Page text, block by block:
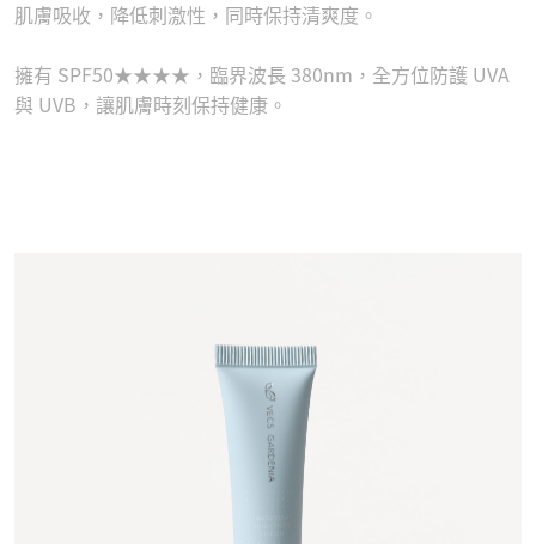
肌膚吸收，降低刺激性，同時保持清爽度。
擁有 SPF50★★★★，臨界波長 380nm，全方位防護 UVA
與 UVB，讓肌膚時刻保持健康。